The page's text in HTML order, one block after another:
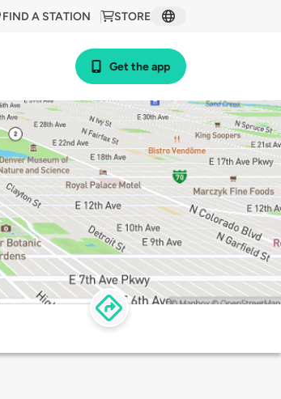
STORE
FIND A STATION
Get the app